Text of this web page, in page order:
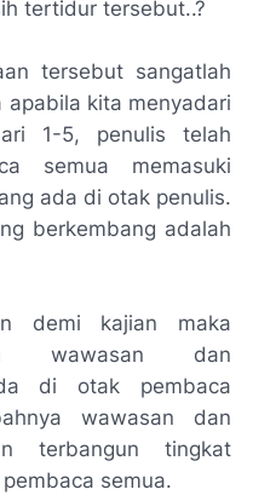
tertidur tersebut..?
tersebut sangatlah
apabila kita menyadari
1-5, penulis telah
semua memasuki
ada di otak penulis.
berkembang adalah
demi kajian maka
wawasan dan
di otak pembaca
wawasan dan
terbangun tingkat
semua.